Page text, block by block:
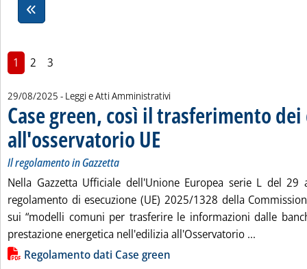
1 2 3
29/08/2025 - Leggi e Atti Amministrativi
Case green, così il trasferimento
all'osservatorio UE
Il regolamento in Gazzetta
Nella Gazzetta Ufficiale dell'Unione Europea serie L del
regolamento di esecuzione (UE) 2025/1328 della
sui “modelli comuni per trasferire le informazioni dalle
prestazione energetica nell'edilizia all'Osservatorio ...
Lista allegati PDF alla notizia
Regolamento dati Case green